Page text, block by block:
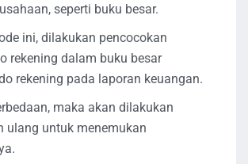
seperti buku besar.
ini, dilakukan pencocokan
rekening dalam buku besar
rekening pada laporan keuangan.
maka akan dilakukan
ulang untuk menemukan